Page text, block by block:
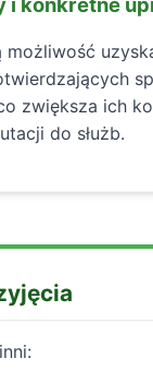
możliwość
zwiększa ich
do służb.